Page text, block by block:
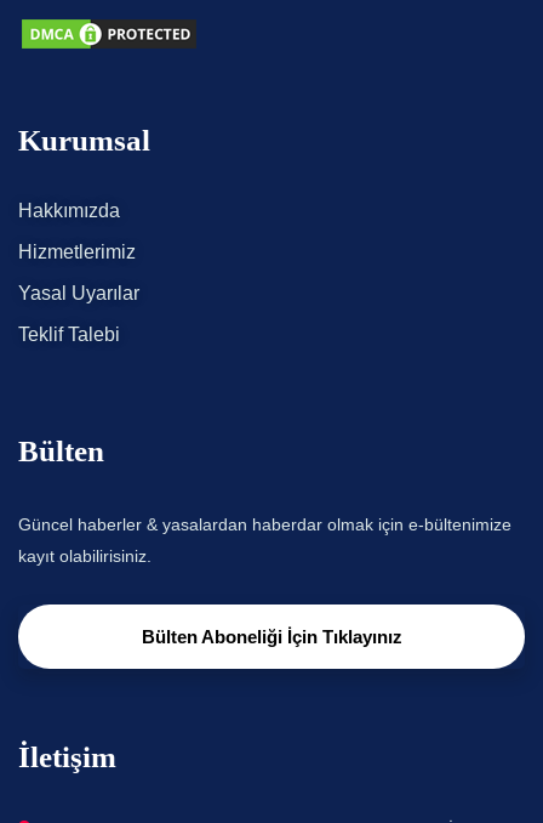
Kurumsal
Hakkımızda
Hizmetlerimiz
Yasal Uyarılar
Teklif Talebi
Bülten
Güncel haberler & yasalardan haberdar olmak için e-bültenimize
kayıt olabilirisiniz.
Bülten Aboneliği İçin Tıklayınız
İletişim